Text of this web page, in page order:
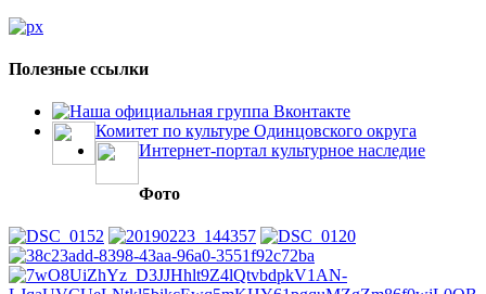
Полезные ссылки
Наша официальная группа Вконтакте
Комитет по культуре Одинцовского округа
Интернет-портал культурное наследие
Фото